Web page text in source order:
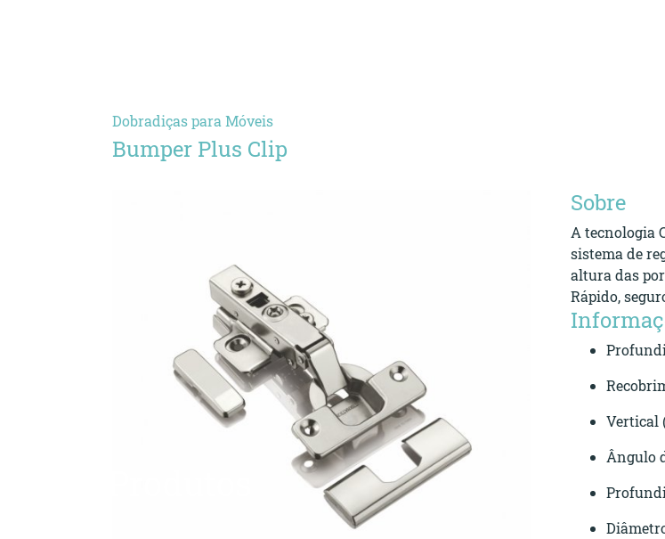
Dobradiças para Móveis
Bumper Plus Clip
Sobre
A tecnologia
sistema de
altura das
Rápido,
Vertical
Ângulo